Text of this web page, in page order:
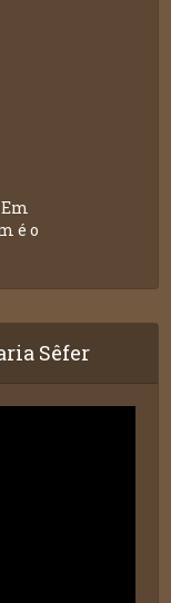
é o
Sêfer